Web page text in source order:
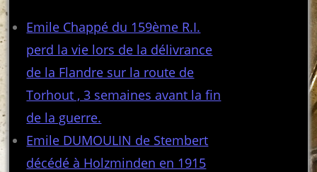
Emile Chappé du 159ème R.I.
perd la vie lors de la délivrance
de la Flandre sur la route de
Torhout , 3 semaines avant la fin
de la guerre.
Emile DUMOULIN de Stembert
décédé à Holzminden en 1915